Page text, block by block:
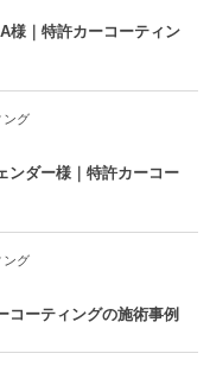
様｜特許カーコーティン
ング
ンダー様｜特許カーコー
ング
コーティングの施術事例